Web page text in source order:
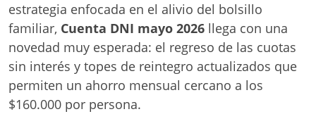
estrategia enfocada en el alivio del bolsillo
familiar, Cuenta DNI mayo 2026 llega con una
novedad muy esperada: el regreso de las cuotas
sin interés y topes de reintegro actualizados que
permiten un ahorro mensual cercano a los
$160.000 por persona.